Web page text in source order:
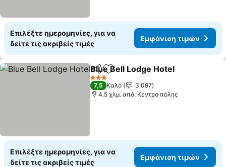
Επιλέξτε ημερομηνίες, για να
δείτε τις ακριβείς τιμές
Εμφάνιση τιμών
Κοινοποίηση
Προσθήκη στα αγαπημένα
Blue Bell Lodge Hotel
3 Αστέρια
7,5 Καλό
3.097
4.5 χλμ. από: Κέντρο πόλης
Επιλέξτε ημερομηνίες, για να
δείτε τις ακριβείς τιμές
Εμφάνιση τιμών